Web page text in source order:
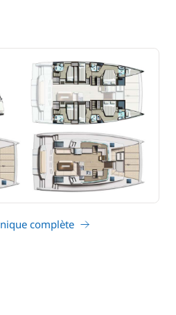
complète